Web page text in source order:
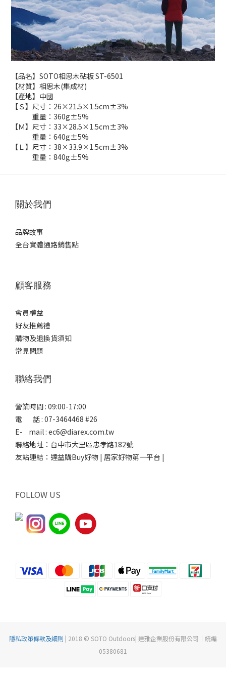
【品名】SOTO相思木砧板 ST-6501
【材質】相思木(集成材)
【產地】中國
【Ｓ】尺寸：26×21.5×1.5cm±3%
重量：360g±5%
【Ｍ】尺寸：33×28.5×1.5cm±3%
重量：640g±5%
【Ｌ】尺寸：38×33.9×1.5cm±3%
重量：840g±5%
關於我們
品牌故事
全台實體通路銷售點
顧客服務
會員權益
好友推薦禮
購物及退換貨須知
常見問題
聯絡我們
營業時間 : 09:00-17:00
電 話 : 07-3464468 #26
E- mail : ec6@diarex.com.tw
聯絡地址：台中市大里區忠孝路182號
友站連結： 達益購Buy好物 | 居家好物第一平台 |
FOLLOW US
隱私政策條款及細則 | 2018 © SOTO Outdoors| 達雅企業股份有限公司｜統編
05380681